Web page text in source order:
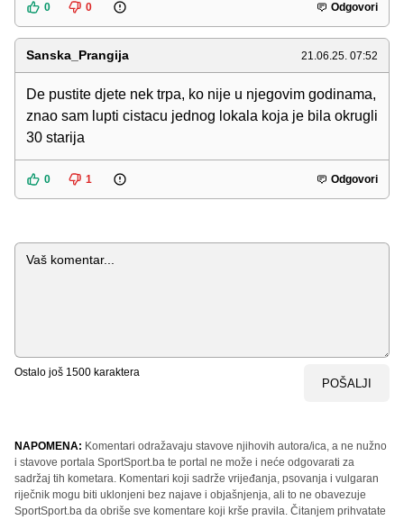
0 0 Odgovori
Sanska_Prangija 21.06.25. 07:52
De pustite djete nek trpa, ko nije u njegovim godinama,
znao sam lupti cistacu jednog lokala koja je bila okrugli
30 starija
0 1 Odgovori
Komentar
Ostalo još 1500 karaktera
POŠALJI
NAPOMENA: Komentari odražavaju stavove njihovih autora/ica, a ne nužno
i stavove portala SportSport.ba te portal ne može i neće odgovarati za
sadržaj tih kometara. Komentari koji sadrže vrijeđanja, psovanja i vulgaran
riječnik mogu biti uklonjeni bez najave i objašnjenja, ali to ne obavezuje
SportSport.ba da obriše sve komentare koji krše pravila. Čitanjem prihvatate